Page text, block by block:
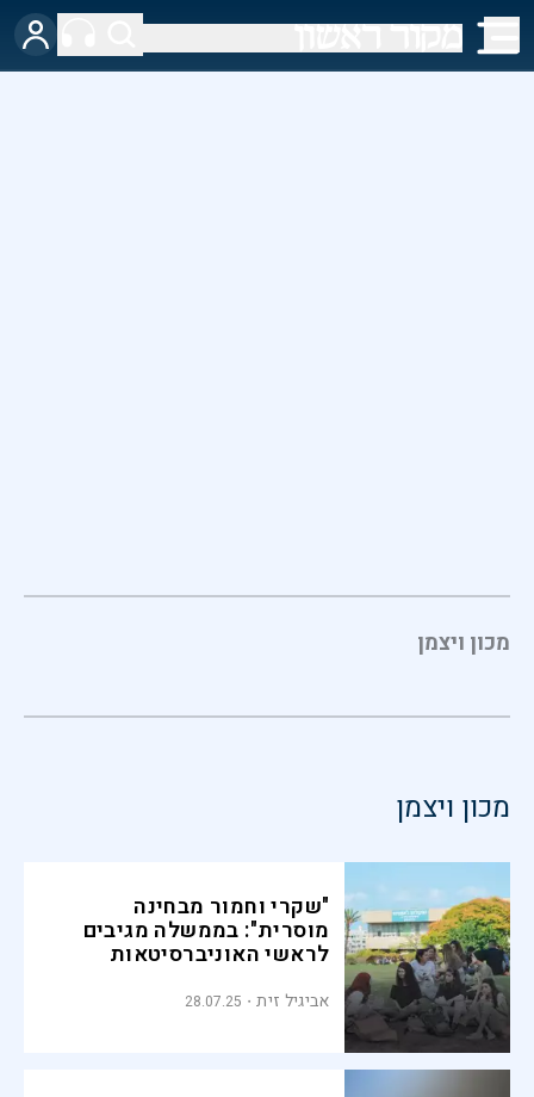
מכון ויצמן
מכון ויצמן
"שקרי וחמור מבחינה
מוסרית": בממשלה מגיבים
לראשי האוניברסיטאות
אביגיל זית 28.07.25